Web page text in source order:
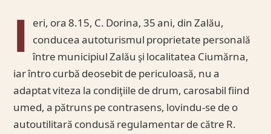
I eri, ora 8.15, C. Dorina, 35 ani, din Zalău,
conducea autoturismul proprietate personală
între municipiul Zalău şi localitatea Ciumărna,
iar întro curbă deosebit de periculoasă, nu a
adaptat viteza la condiţiile de drum, carosabil fiind
umed, a pătruns pe contrasens, lovindu-se de o
autoutilitară condusă regulamentar de către R.